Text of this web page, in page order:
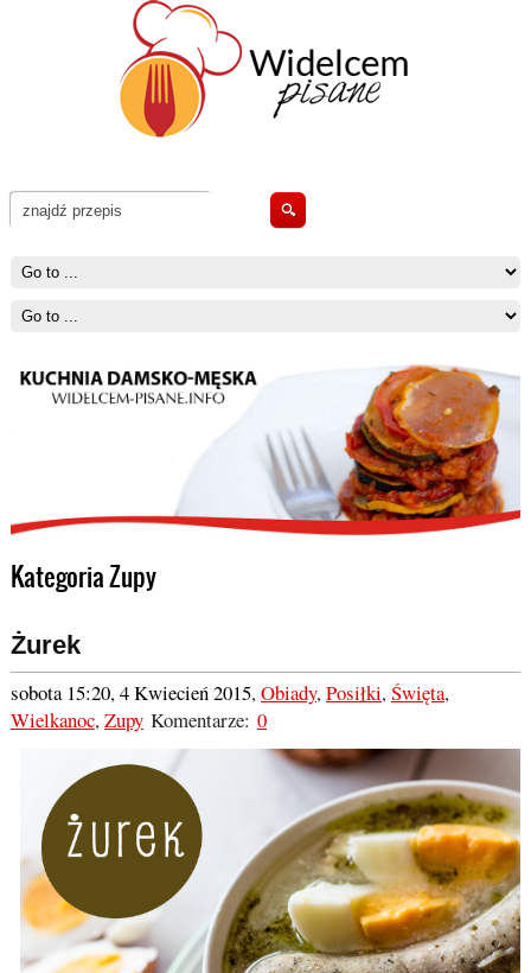
Kategoria Zupy
Żurek
sobota 15:20, 4 Kwiecień 2015,Obiady,Posiłki,Święta,
Wielkanoc,ZupyKomentarze: 0